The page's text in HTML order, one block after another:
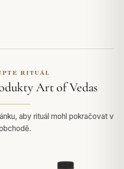
RITUÁL
Art of Vedas
aby rituál mohl pokračovat v